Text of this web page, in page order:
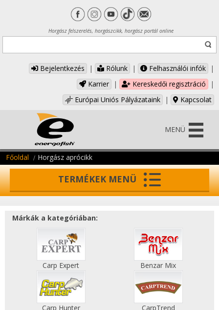
Horgász felszerelés, horgászcikk, horgász portál online
Bejelentkezés | Rólunk | Felhasználói infók
|
Karrier
| Kereskedői regisztráció
|
Európai Uniós Pályázataink
| Kapcsolat
MENÜ
Főoldal Horgász aprócikk
TERMÉKEK MENÜ
Márkák a kategóriában:
Carp Expert Benzar Mix
Carp Hunter CarpTrend